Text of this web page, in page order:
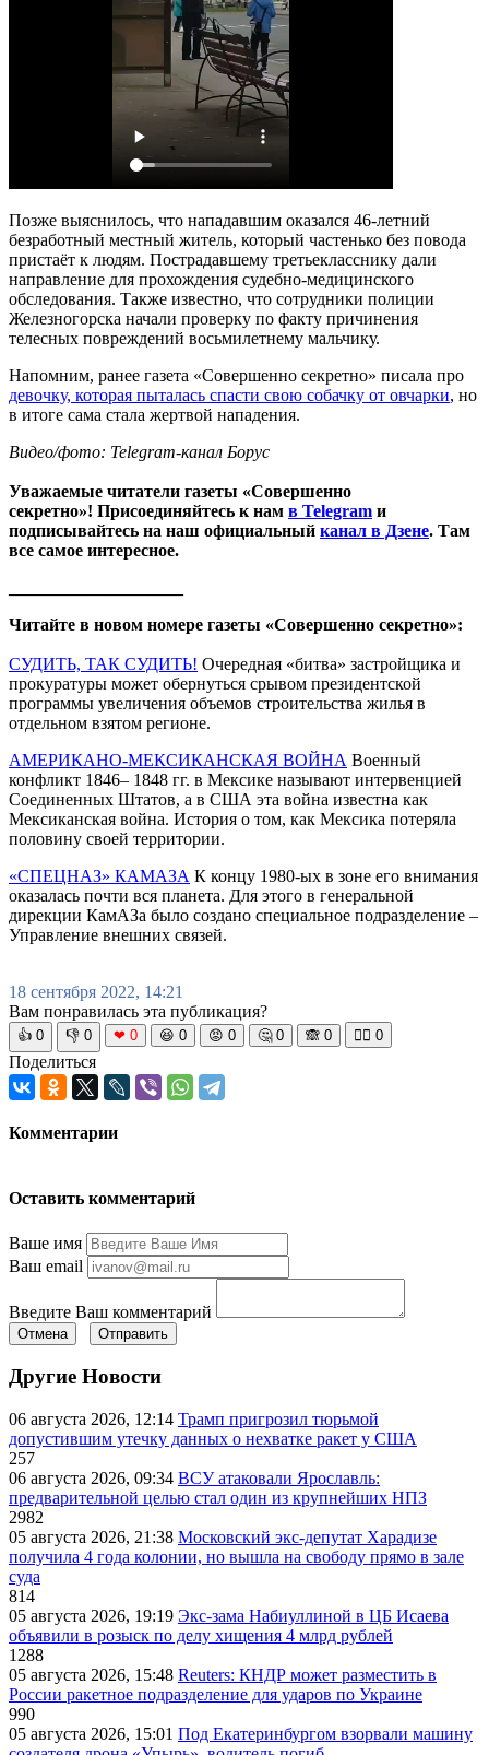
Позже выяснилось, что нападавшим оказался 46-летний
безработный местный житель, который частенько без повода
пристаёт к людям. Пострадавшему третьекласснику дали
направление для прохождения судебно-медицинского
обследования. Также известно, что сотрудники полиции
Железногорска начали проверку по факту причинения
телесных повреждений восьмилетнему мальчику.
Напомним, ранее газета «Совершенно секретно» писала про
девочку, которая пыталась спасти свою собачку от овчарки, но
в итоге сама стала жертвой нападения.
Видео/фото: Telegram-канал Борус
Уважаемые читатели газеты «Совершенно
секретно»! Присоединяйтесь к нам в Telegram и
подписывайтесь на наш официальный канал в Дзене. Там
все самое интересное.
Читайте в новом номере газеты «Совершенно секретно»:
СУДИТЬ, ТАК СУДИТЬ! Очередная «битва» застройщика и
прокуратуры может обернуться срывом президентской
программы увеличения объемов строительства жилья в
отдельном взятом регионе.
АМЕРИКАНО-МЕКСИКАНСКАЯ ВОЙНА Военный
конфликт 1846– 1848 гг. в Мексике называют интервенцией
Соединенных Штатов, а в США эта война известна как
Мексиканская война. История о том, как Мексика потеряла
половину своей территории.
«СПЕЦНАЗ» КАМАЗА К концу 1980-ых в зоне его внимания
оказалась почти вся планета. Для этого в генеральной
дирекции КамАЗа было создано специальное подразделение –
Управление внешних связей.
18 сентября 2022, 14:21
Вам понравилась эта публикация?
👍 0 👎 0 ❤ 0 😆 0 😡 0 🤔 0 🙈 0 🧘‍♀️ 0
Поделиться
Комментарии
Оставить комментарий
Ваше имя
Ваш email
Введите Ваш комментарий
Отмена Отправить
Другие Новости
06 августа 2026, 12:14 Трамп пригрозил тюрьмой
допустившим утечку данных о нехватке ракет у США
257
06 августа 2026, 09:34 ВСУ атаковали Ярославль:
предварительной целью стал один из крупнейших НПЗ
2982
05 августа 2026, 21:38 Московский экс-депутат Харадизе
получила 4 года колонии, но вышла на свободу прямо в зале
суда
814
05 августа 2026, 19:19 Экс-зама Набиуллиной в ЦБ Исаева
объявили в розыск по делу хищения 4 млрд рублей
1288
05 августа 2026, 15:48 Reuters: КНДР может разместить в
России ракетное подразделение для ударов по Украине
990
05 августа 2026, 15:01 Под Екатеринбургом взорвали машину